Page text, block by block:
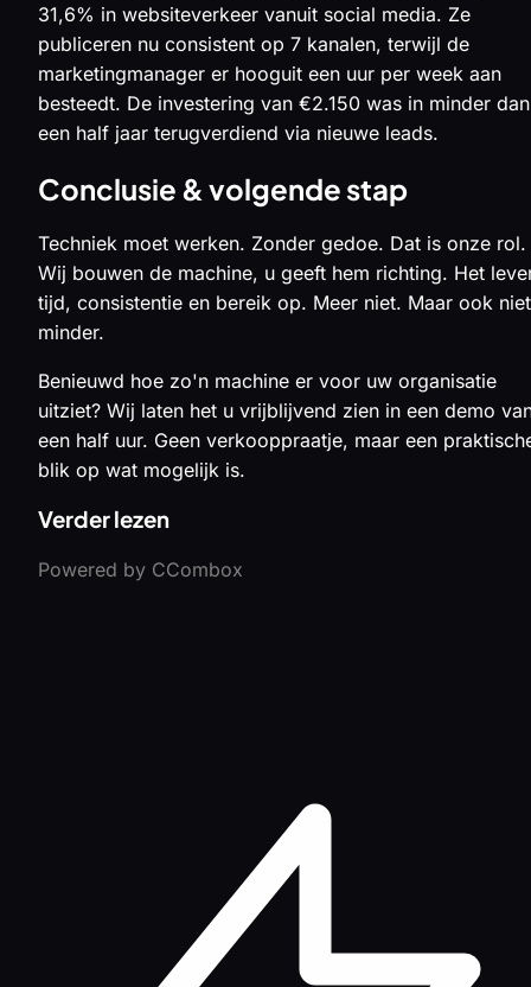
31,6% in websiteverkeer vanuit social media. Ze
publiceren nu consistent op 7 kanalen, terwijl de
marketingmanager er hooguit een uur per week aan
besteedt. De investering van €2.150 was in minder dan
een half jaar terugverdiend via nieuwe leads.
Conclusie & volgende stap
Techniek moet werken. Zonder gedoe. Dat is onze rol.
Wij bouwen de machine, u geeft hem richting. Het
tijd, consistentie en bereik op. Meer niet. Maar ook niet
minder.
Benieuwd hoe zo'n machine er voor uw organisatie
uitziet? Wij laten het u vrijblijvend zien in een demo
een half uur. Geen verkooppraatje, maar een
blik op wat mogelijk is.
Verder lezen
Powered by CCombox